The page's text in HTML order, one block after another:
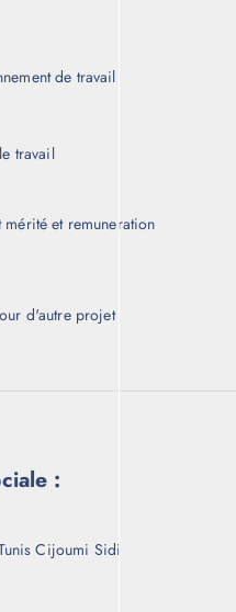
de travail
travail
et remuneration
d'autre projet
:
Cijoumi Sidi